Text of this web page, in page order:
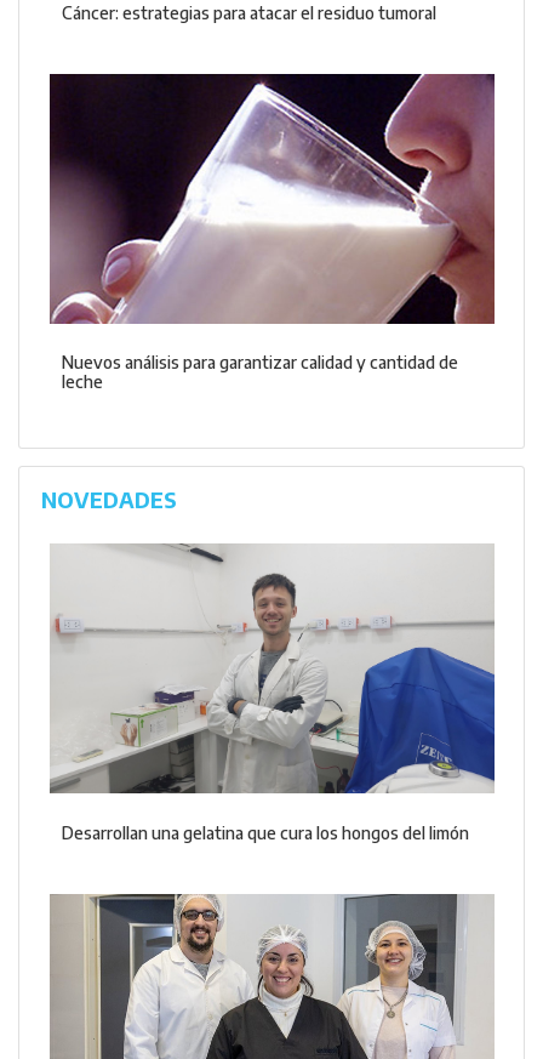
Cáncer: estrategias para atacar el residuo tumoral
Nuevos análisis para garantizar calidad y cantidad de
leche
NOVEDADES
Desarrollan una gelatina que cura los hongos del limón